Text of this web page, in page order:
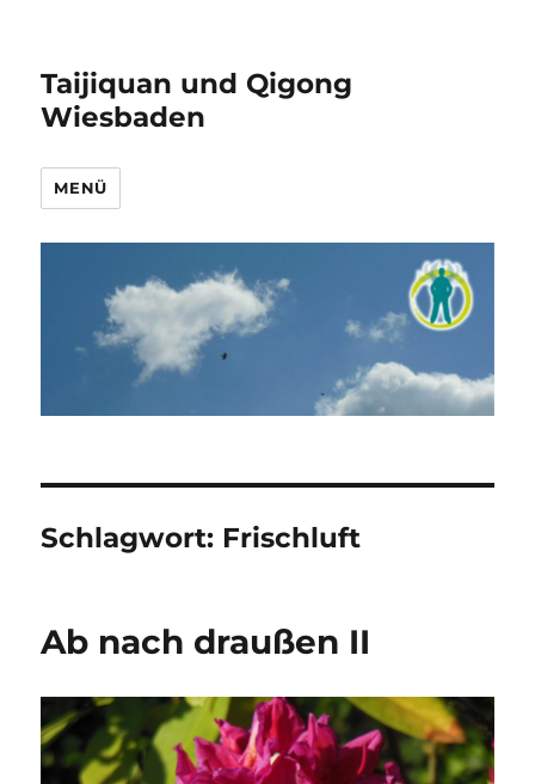
Taijiquan und Qigong
Wiesbaden
MENÜ
Schlagwort: Frischluft
Ab nach draußen II